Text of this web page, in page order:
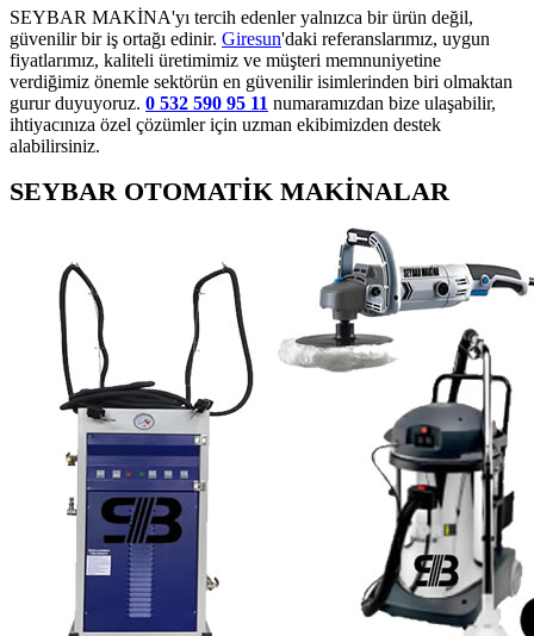
SEYBAR MAKİNA'yı tercih edenler yalnızca bir ürün değil,
güvenilir bir iş ortağı edinir. Giresun'daki referanslarımız, uygun
fiyatlarımız, kaliteli üretimimiz ve müşteri memnuniyetine
verdiğimiz önemle sektörün en güvenilir isimlerinden biri olmaktan
gurur duyuyoruz. 0 532 590 95 11 numaramızdan bize ulaşabilir,
ihtiyacınıza özel çözümler için uzman ekibimizden destek
alabilirsiniz.
SEYBAR OTOMATİK MAKİNALAR